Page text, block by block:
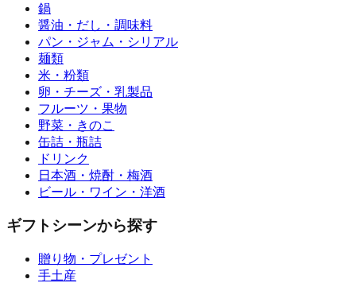
鍋
醤油・だし・調味料
パン・ジャム・シリアル
麺類
米・粉類
卵・チーズ・乳製品
フルーツ・果物
野菜・きのこ
缶詰・瓶詰
ドリンク
日本酒・焼酎・梅酒
ビール・ワイン・洋酒
ギフトシーンから探す
贈り物・プレゼント
手土産